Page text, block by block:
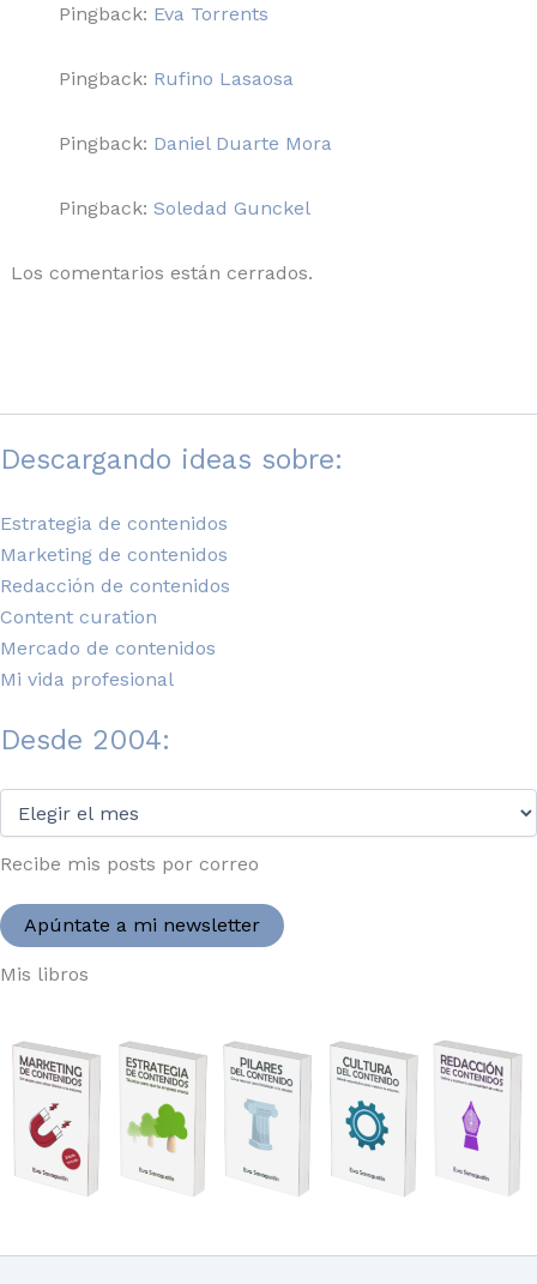
Pingback: Eva Torrents
Pingback: Rufino Lasaosa
Pingback: Daniel Duarte Mora
Pingback: Soledad Gunckel
Los comentarios están cerrados.
Descargando ideas sobre:
Estrategia de contenidos
Marketing de contenidos
Redacción de contenidos
Content curation
Mercado de contenidos
Mi vida profesional
Desde 2004:
2004:
Recibe mis posts por correo
Apúntate a mi newsletter
Mis libros